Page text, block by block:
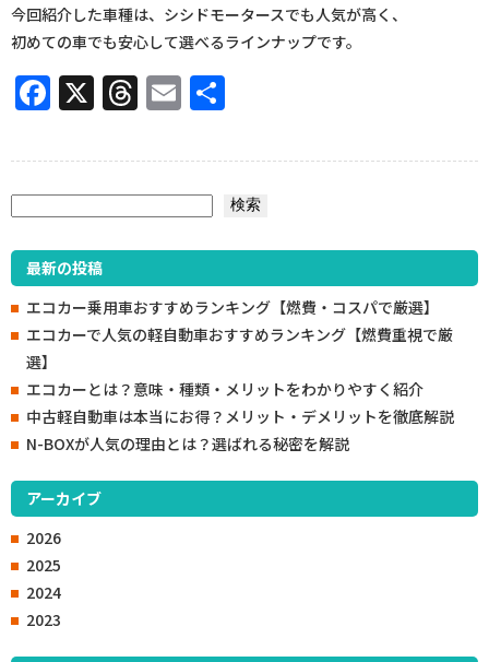
今回紹介した車種は、シシドモータースでも人気が高く、
初めての車でも安心して選べるラインナップです。
Facebook
X Threads
Email
検索
最新の投稿
エコカー乗用車おすすめランキング【燃費・コスパで厳選】
エコカーで人気の軽自動車おすすめランキング【燃費重視で厳
選】
エコカーとは？意味・種類・メリットをわかりやすく紹介
中古軽自動車は本当にお得？メリット・デメリットを徹底解説
N-BOXが人気の理由とは？選ばれる秘密を解説
アーカイブ
2026
2025
2024
2023